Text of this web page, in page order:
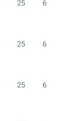
25 6
25 6
25 6